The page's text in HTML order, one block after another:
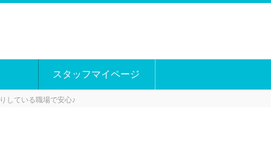
スタッフマイページ
している職場で安心♪